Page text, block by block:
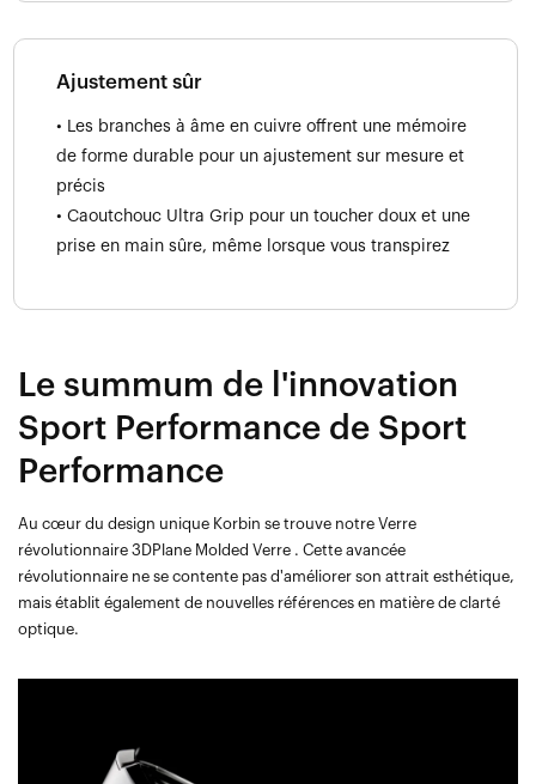
Ajustement sûr
• Les branches à âme en cuivre offrent une mémoire
de forme durable pour un ajustement sur mesure et
précis
• Caoutchouc Ultra Grip pour un toucher doux et une
prise en main sûre, même lorsque vous transpirez
Le summum de l'innovation
Sport Performance de Sport
Performance
Au cœur du design unique Korbin se trouve notre Verre
révolutionnaire 3DPlane Molded Verre . Cette avancée
révolutionnaire ne se contente pas d'améliorer son attrait esthétique,
mais établit également de nouvelles références en matière de clarté
optique.